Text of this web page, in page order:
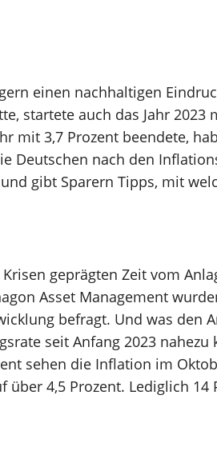
einen nachhaltigen
startete auch das Jahr
mit 3,7 Prozent beendete,
Deutschen nach den
gibt Sparern Tipps, mit
geprägten Zeit vom
Asset Management
befragt. Und was den
seit Anfang 2023
sehen die Inflation im
4,5 Prozent. Lediglich